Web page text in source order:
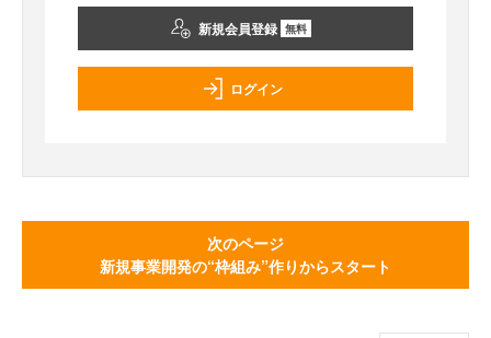
新規会員登録 無料
ログイン
次のページ
新規事業開発の“枠組み”作りからスタート